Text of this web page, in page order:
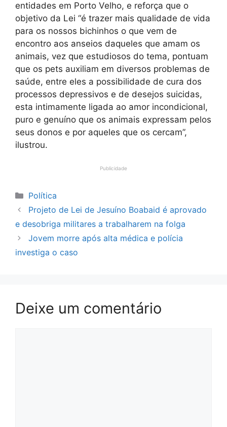
entidades em Porto Velho, e reforça que o
objetivo da Lei “é trazer mais qualidade de vida
para os nossos bichinhos o que vem de
encontro aos anseios daqueles que amam os
animais, vez que estudiosos do tema, pontuam
que os pets auxiliam em diversos problemas de
saúde, entre eles a possibilidade de cura dos
processos depressivos e de desejos suicidas,
esta intimamente ligada ao amor incondicional,
puro e genuíno que os animais expressam pelos
seus donos e por aqueles que os cercam”,
ilustrou.
Publicidade
Categorias
Política
Projeto de Lei de Jesuíno Boabaid é aprovado
e desobriga militares a trabalharem na folga
Jovem morre após alta médica e polícia
investiga o caso
Deixe um comentário